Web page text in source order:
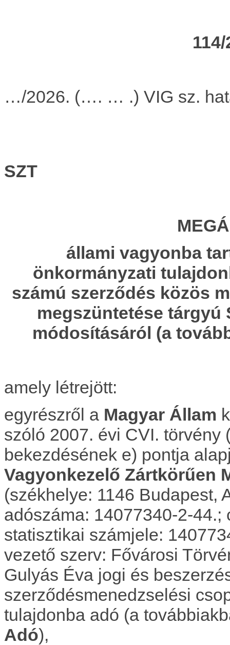
…/2026. (…. … .) VIG sz.
SZT
állami vagyonba
önkormányzati
számú szerződés közös
megszüntetése tárgyú
módosításáról (a
amely létrejött:
egyrészről a Magyar Állam
szóló 2007. évi CVI. törvény
bekezdésének e) pontja
Vagyonkezelő Zártkörűen
(székhelye: 1146 Budapest,
adószáma: 14077340-2-
statisztikai számjele:
vezető szerv: Fővárosi
Gulyás Éva jogi és
szerződésmenedzselési
tulajdonba adó (a
Adó),